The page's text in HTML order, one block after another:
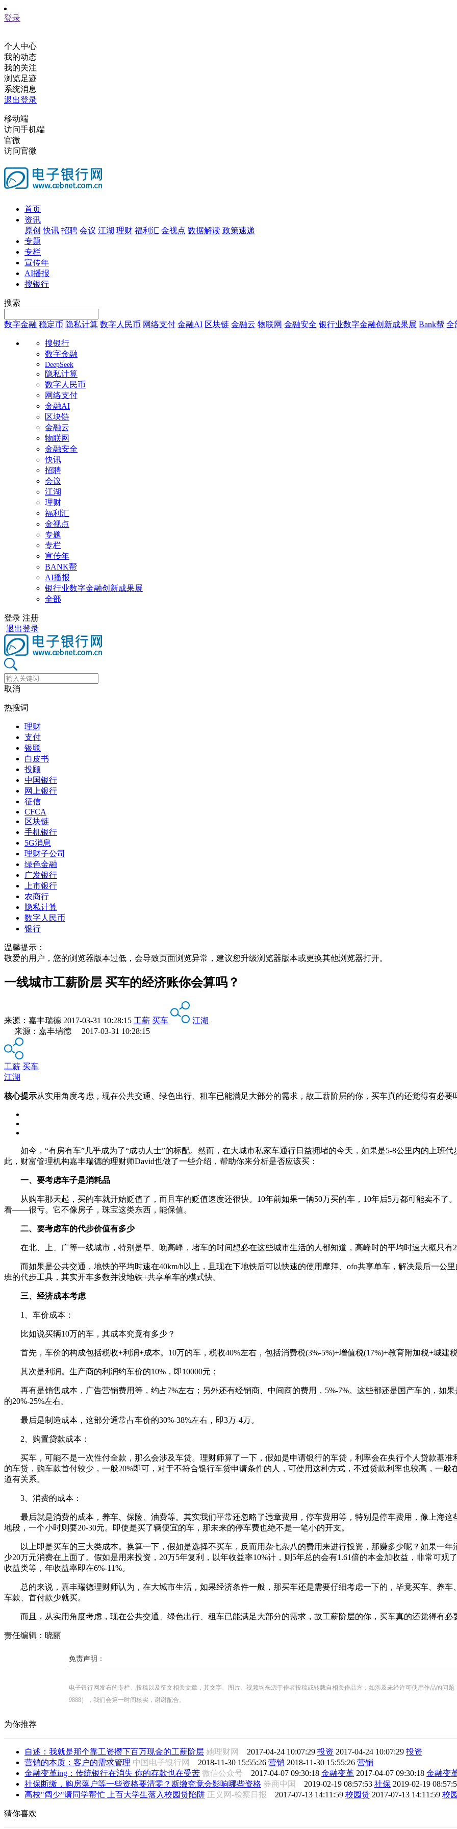
登录
个人中心
我的动态
我的关注
浏览足迹
系统消息
退出登录
移动端
访问手机端
官微
访问官微
首页
资讯
原创 快讯 招聘 会议 江湖 理财 福利汇 金视点 数据解读 政策速递
专题
专栏
宣传年
AI播报
搜银行
搜索
数字金融 稳定币 隐私计算 数字人民币 网络支付 金融AI 区块链 金融云 物联网 金融安全 银行业数字金融创新成果展 Bank帮 全
搜银行
数字金融
DeepSeek
隐私计算
数字人民币
网络支付
金融AI
区块链
金融云
物联网
金融安全
快讯
招聘
会议
江湖
理财
福利汇
金视点
专题
专栏
宣传年
BANK帮
AI播报
银行业数字金融创新成果展
全部
登录 注册
退出登录
取消
热搜词
理财
支付
银联
白皮书
投顾
中国银行
网上银行
征信
CFCA
区块链
手机银行
5G消息
理财子公司
绿色金融
广发银行
上市银行
农商行
隐私计算
数字人民币
银行
温馨提示：
敬爱的用户，您的浏览器版本过低，会导致页面浏览异常，建议您升级浏览器版本或更换其他浏览器打开。
一线城市工薪阶层 买车的经济账你会算吗？
来源： 嘉丰瑞德 2017-03-31 10:28:15 工薪 买车
江湖
来源：嘉丰瑞德 2017-03-31 10:28:15
工薪 买车
江湖
核心提示从实用角度考虑，现在公共交通、绿色出行、租车已能满足大部分的需求，故工薪阶层的你，买车真的还觉得有必要
如今，“有房有车”几乎成为了“成功人士”的标配。然而，在大城市私家车通行日益拥堵的今天，如果是5-8公里内的上班
此，财富管理机构嘉丰瑞德的理财师David也做了一些介绍，帮助你来分析是否应该买：
一、要考虑车子是消耗品
从购车那天起，买的车就开始贬值了，而且车的贬值速度还很快。10年前如果一辆50万买的车，10年后5万都可能卖不了
看——很亏。它不像房子，珠宝这类东西，能保值。
二、要考虑车的代步价值有多少
在北、上、广等一线城市，特别是早、晚高峰，堵车的时间想必在这些城市生活的人都知道，高峰时的平均时速大概只有
而如果是公共交通，地铁的平均时速在40km/h以上，且现在下地铁后可以快速的使用摩拜、ofo共享单车，解决最后一公
班的代步工具，其实开车多数并没地铁+共享单车的模式快。
三、经济成本考虑
1、车价成本：
比如说买辆10万的车，其成本究竟有多少？
首先，车价的构成包括税收+利润+成本。10万的车，税收40%左右，包括消费税(3%-5%)+增值税(17%)+教育附加税+城建
其次是利润。生产商的利润约车价的10%，即10000元；
再有是销售成本，广告营销费用等，约占7%左右；另外还有经销商、中间商的费用，5%-7%。这些都还是国产车的，如
的20%-25%左右。
最后是制造成本，这部分通常占车价的30%-38%左右，即3万-4万。
2、购置贷款成本：
买车，可能不是一次性付全款，那么会涉及车贷。理财师算了一下，假如是申请银行的车贷，利率会在央行个人贷款基准
的车贷，购车款首付较少，一般20%即可，对于不符合银行车贷申请条件的人，可使用这种方式，不过贷款利率也较高，一
道有关系。
3、消费的成本：
最后就是消费的成本，养车、保险、油费等。其实我们平常还忽略了违章费用，停车费用等，特别是停车费用，像上海这
地段，一个小时则要20-30元。即使是买了辆便宜的车，那未来的停车费也绝不是一笔小的开支。
以上即是买车的三大类成本。换算一下，假如是选择不买车，反而用杂七杂八的费用来进行投资，那赚多少呢？如果一年
少20万元消费在上面了。假如是用来投资，20万5年复利，以年收益率10%计，则5年总的会有1.61倍的本金加收益，非常可观
收益类等，年收益率即在6%-11%。
总的来说，嘉丰瑞德理财师认为，在大城市生活，如果经济条件一般，那买车还是需要仔细考虑一下的，毕竟买车、养车
车款、首付款少就买。
而且，从实用角度考虑，现在公共交通、绿色出行、租车已能满足大部分的需求，故工薪阶层的你，买车真的还觉得有必
责任编辑：晓丽
免责声明：
电子银行网发布的专栏、投稿以及征文相关文章，其文字、图片、视频均来源于作者投稿或转载自相关作品方；如涉及未经许可使用作品的问题
9888），我们会第一时间核实，谢谢配合。
为你推荐
自述：我就是那个靠工资攒下百万现金的工薪阶层 她理财网 2017-04-24 10:07:29 投资 2017-04-24 10:07:29 投资
营销的本质：客户的需求管理 中国电子银行网 2018-11-30 15:55:26 营销 2018-11-30 15:55:26 营销
金融变革ing：传统银行在消失 你的存款也在受苦 微信公众号 2017-04-07 09:30:18 金融变革 2017-04-07 09:30:18 金融变
社保断缴，购房落户等一些资格要清零？断缴究竟会影响哪些资格 券商中国 2019-02-19 08:57:53 社保 2019-02-19
高校"阔少"请同学帮忙 上百大学生落入校园贷陷阱 正义网-检察日报 2017-07-13 14:11:59 校园贷 2017-07-13 14:11:59 校
猜你喜欢